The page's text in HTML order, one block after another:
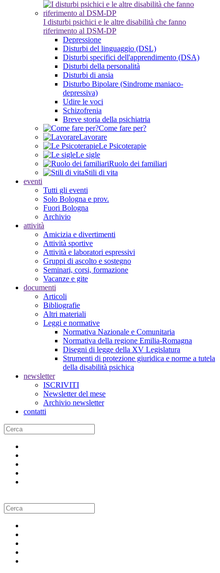
I disturbi psichici e le altre disabilità che fanno
riferimento al DSM-DP
Depressione
Disturbi del linguaggio (DSL)
Disturbi specifici dell'apprendimento (DSA)
Disturbi della personalità
Disturbi di ansia
Disturbo Bipolare (Sindrome maniaco-
depressiva)
Udire le voci
Schizofrenia
Breve storia della psichiatria
Come fare per?
Lavorare
Le Psicoterapie
Le sigle
Ruolo dei familiari
Stili di vita
eventi
Tutti gli eventi
Solo Bologna e prov.
Fuori Bologna
Archivio
attività
Amicizia e divertimenti
Attività sportive
Attività e laboratori espressivi
Gruppi di ascolto e sostegno
Seminari, corsi, formazione
Vacanze e gite
documenti
Articoli
Bibliografie
Altri materiali
Leggi e normative
Normativa Nazionale e Comunitaria
Normativa della regione Emilia-Romagna
Disegni di legge della XV Legislatura
Strumenti di protezione giuridica e norme a tutela
della disabilità psichica
newsletter
ISCRIVITI
Newsletter del mese
Archivio newsletter
contatti